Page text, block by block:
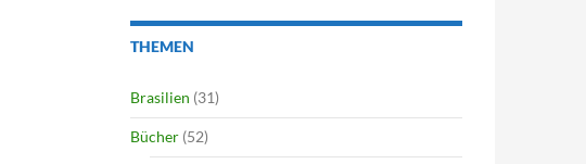
THEMEN
Brasilien (31)
Bücher (52)